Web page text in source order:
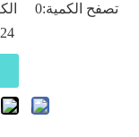
تصفح الكمية:0
24 المنشأ: